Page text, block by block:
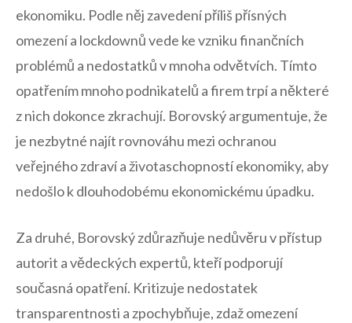
ekonomiku. Podle něj zavedení příliš přísných
omezení ⁢a lockdownů vede ke vzniku finančních
problémů a nedostatků v mnoha odvětvích.‌ Tímto
opatřením mnoho podnikatelů ‌a firem‌ trpí⁣ a některé
z nich dokonce zkrachují. Borovský argumentuje, že
je nezbytné ​najít rovnováhu mezi ochranou
veřejného zdraví a ‌životaschopností ekonomiky, aby
nedošlo‍ k dlouhodobému ekonomickému úpadku.
Za​ druhé, Borovský ‌zdůrazňuje nedůvěru v přístup
autorit a vědeckých ‍expertů, kteří podporují
současná opatření. Kritizuje nedostatek
transparentnosti a zpochybňuje, zdaž omezení